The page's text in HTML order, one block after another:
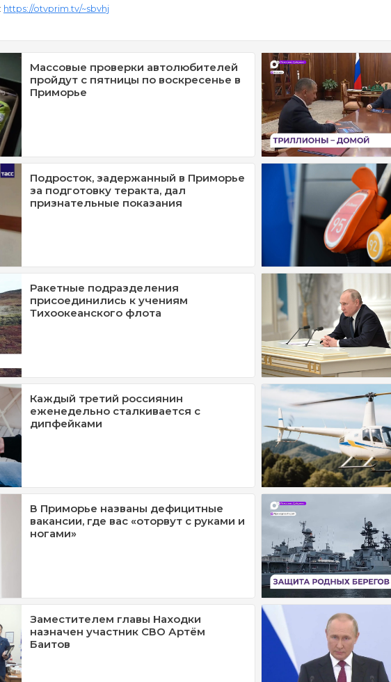
https://otvprim.tv/~sbvhj
Массовые проверки автолюбителей
пройдут с пятницы по воскресенье в
Приморье
Подросток, задержанный в Приморье
за подготовку теракта, дал
признательные показания
Ракетные подразделения
присоединились к учениям
Тихоокеанского флота
Каждый третий россиянин
еженедельно сталкивается с
дипфейками
В Приморье названы дефицитные
вакансии, где вас «оторвут с руками и
ногами»
Заместителем главы Находки
назначен участник СВО Артём
Баитов